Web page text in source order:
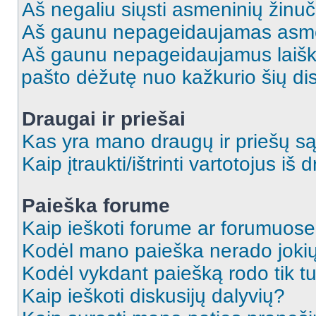
Aš negaliu siųsti asmeninių
Aš gaunu nepageidaujamas
Aš gaunu nepageidaujamus
pašto dėžutę nuo kažkurio šių
Draugai ir priešai
Kas yra mano draugų ir priešų
Kaip įtraukti/ištrinti vartotojus iš
Paieška forume
Kaip ieškoti forume ar
Kodėl mano paieška nerado
Kodėl vykdant paiešką rodo tik
Kaip ieškoti diskusijų dalyvių?